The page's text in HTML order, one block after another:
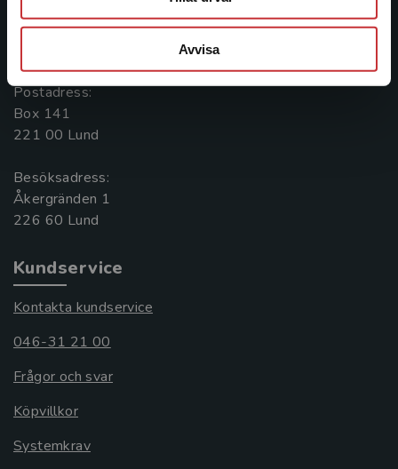
Avvisa
Kontakta oss
Postadress:
Box 141
221 00 Lund
Besöksadress:
Åkergränden 1
Kundservice
Kontakta kundservice
046-31 21 00
Frågor och svar
Köpvillkor
Systemkrav